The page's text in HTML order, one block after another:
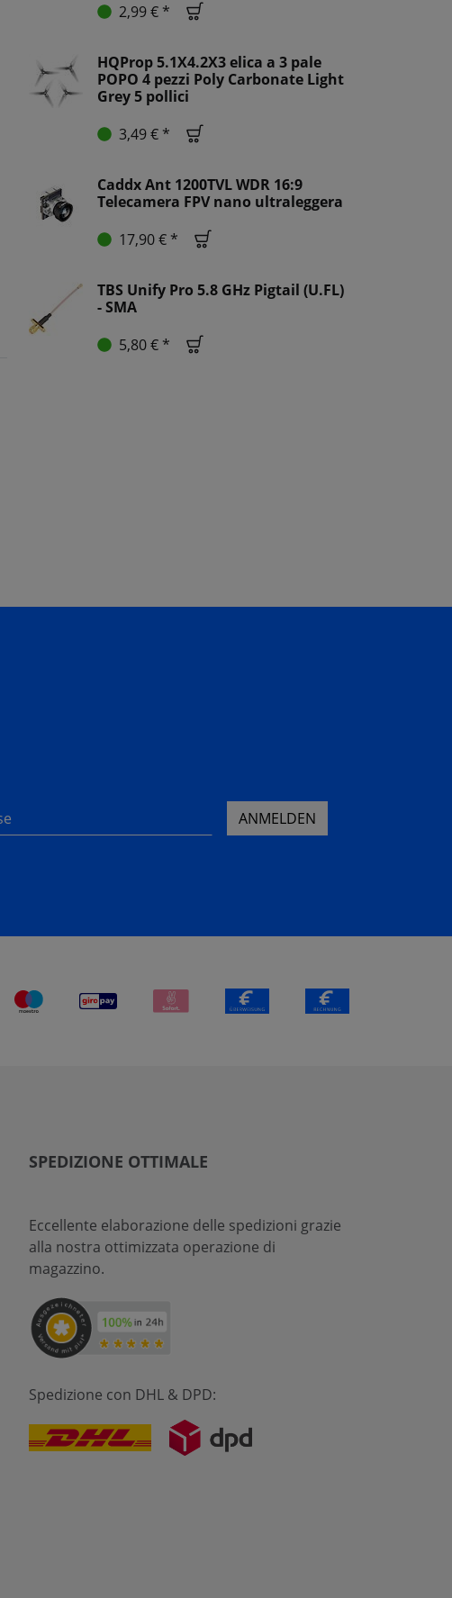
2,99 € *
HQProp 5.1X4.2X3 elica a 3 pale
POPO 4 pezzi Poly Carbonate Light
Grey 5 pollici
3,49 € *
Caddx Ant 1200TVL WDR 16:9
Telecamera FPV nano ultraleggera
17,90 € *
TBS Unify Pro 5.8 GHz Pigtail (U.FL)
- SMA
5,80 € *
ANMELDEN
SPEDIZIONE OTTIMALE
Eccellente elaborazione delle spedizioni grazie
alla nostra ottimizzata operazione di
magazzino.
Spedizione con DHL & DPD: